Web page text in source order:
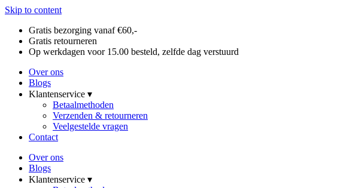
Skip to content
Gratis bezorging vanaf €60,-
Gratis retourneren
Op werkdagen voor 15.00 besteld, zelfde dag verstuurd
Over ons
Blogs
Klantenservice ▾
Betaalmethoden
Verzenden & retourneren
Veelgestelde vragen
Contact
Over ons
Blogs
Klantenservice ▾